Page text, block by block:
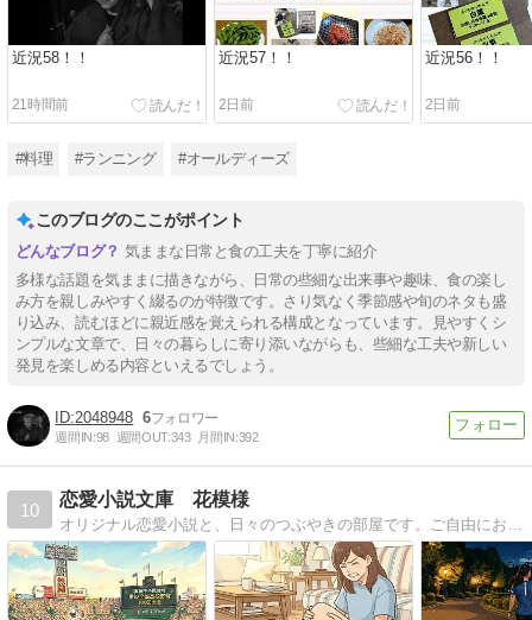
近況58！！
21時間前
近況57！！
2日前
近況56！！
2日前
#料理 #ランニング #オールディーズ
このブログのここがポイント
気ままな日常と食の工夫を丁寧に紹介
多様な話題を気ままに描きながら、日常の些細な出来事や趣味、食の楽し
み方を親しみやすく綴るのが特徴です。さり気なく季節感や旬のネタも盛
り込み、読むほどに親近感を覚えられる構成となっています。見やすくシ
ンプルな文章で、日々の暮らしに寄り添いながらも、些細な工夫や新しい
発見を楽しめる内容といえるでしょう。
2048948 6
週間IN:98 週間OUT:343 月間IN:392
10
恋愛小説文庫 花模様